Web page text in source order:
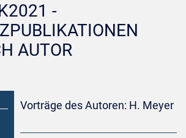
-
AUTOR
Vorträge des Autoren: H. Meyer